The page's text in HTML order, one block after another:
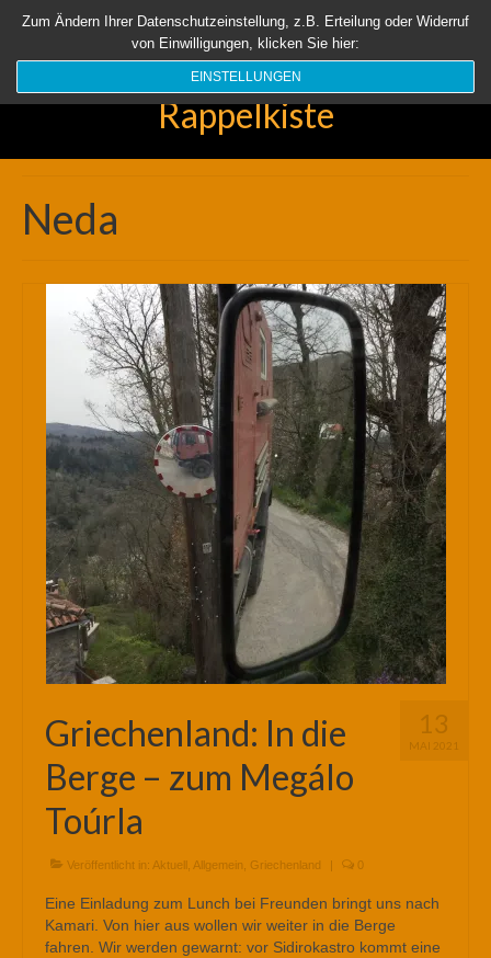
Startseite Aktuell Über uns Unsere Rappelkiste Länder
Suchen
Rappelkiste
Neda
13
MAI 2021
Griechenland: In die
Berge – zum Megálo
Toúrla
Veröffentlicht in: Aktuell Allgemein Griechenland | 0
Eine Einladung zum Lunch bei Freunden bringt uns nach
Kamari. Von hier aus wollen wir weiter in die Berge
fahren. Wir werden gewarnt: vor Sidirokastro kommt eine
Zum Ändern Ihrer Datenschutzeinstellung, z.B. Erteilung oder Widerruf
von Einwilligungen, klicken Sie hier:
EINSTELLUNGEN